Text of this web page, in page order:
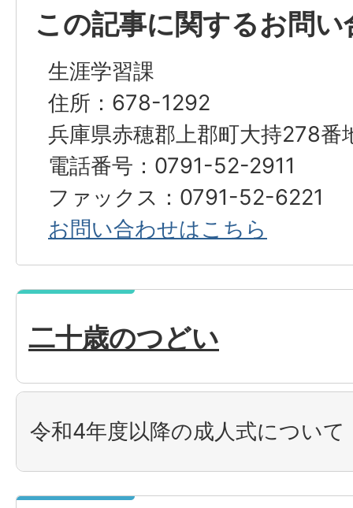
この記事に関するお問い
生涯学習課
住所：678-1292
兵庫県赤穂郡上郡町大持278番
電話番号：0791-52-2911
ファックス：0791-52-6221
お問い合わせはこちら
二十歳のつどい
令和4年度以降の成人式について